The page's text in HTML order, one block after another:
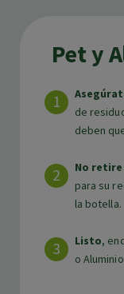
Pet y
de
deben
No
para su
la botella.
Listo,
o